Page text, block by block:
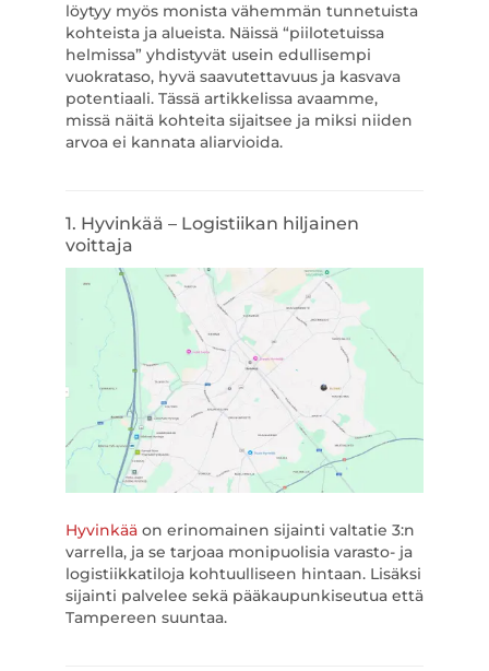
löytyy myös monista vähemmän tunnetuista
kohteista ja alueista. Näissä “piilotetuissa
helmissa” yhdistyvät usein edullisempi
vuokrataso, hyvä saavutettavuus ja kasvava
potentiaali. Tässä artikkelissa avaamme,
missä näitä kohteita sijaitsee ja miksi niiden
arvoa ei kannata aliarvioida.
1. Hyvinkää – Logistiikan hiljainen
voittaja
Hyvinkääon erinomainen sijainti valtatie 3:n
varrella, ja se tarjoaa monipuolisia varasto- ja
logistiikkatiloja kohtuulliseen hintaan. Lisäksi
sijainti palvelee sekä pääkaupunkiseutua että
Tampereen suuntaa.